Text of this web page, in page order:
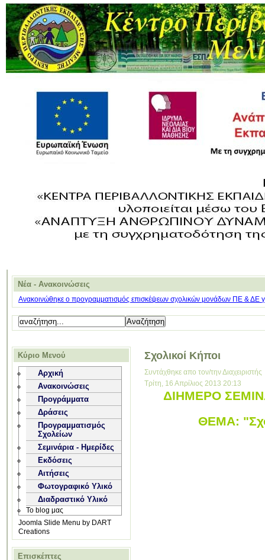
Νέα - Ανακοινώσεις
Ανακοινώθηκε ο προγραμματισμός επισκέψεων σχολικών μονάδων ΠΕ & ΔΕ
Κύριο Μενού
Αρχική
Ανακοινώσεις
Προγράμματα
Δράσεις
Προγραμματισμός
Σχολείων
Σεμινάρια - Ημερίδες
Εκδόσεις
Αιτήσεις
Φωτογραφικό Υλικό
Διαδραστικό Υλικό
Το blog μας
Joomla Slide Menu by DART
Creations
Επισκέπτες
Σχολικοί Κήποι
Συντάχθηκε απο τον/την Διαχειριστής
Τρίτη, 16 Απρίλιος 2013 20:13
ΔΙΗΜΕΡΟ
ΘΕΜΑ: